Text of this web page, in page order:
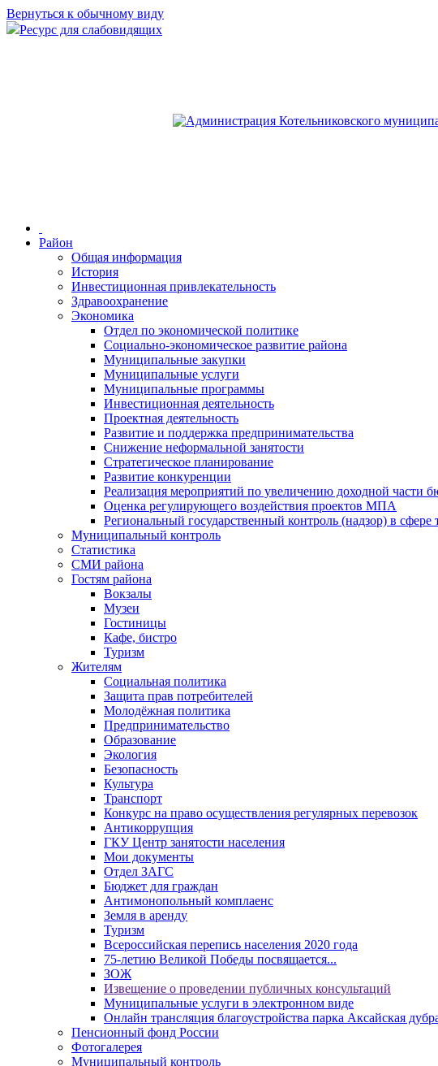
Вернуться к обычному виду
Ресурс для слабовидящих
Район
Общая информация
История
Инвестиционная привлекательность
Здравоохранение
Экономика
Отдел по экономической политике
Социально-экономическое развитие района
Муниципальные закупки
Муниципальные услуги
Муниципальные программы
Инвестиционная деятельность
Проектная деятельность
Развитие и поддержка предпринимательства
Снижение неформальной занятости
Стратегическое планирование
Развитие конкуренции
Реализация мероприятий по увеличению доходной части
Оценка регулирующего воздействия проектов МПА
Региональный государственный контроль (надзор) в сфере
Муниципальный контроль
Статистика
СМИ района
Гостям района
Вокзалы
Музеи
Гостиницы
Кафе, бистро
Туризм
Жителям
Социальная политика
Защита прав потребителей
Молодёжная политика
Предпринимательство
Образование
Экология
Безопасность
Культура
Транспорт
Конкурс на право осуществления регулярных перевозок
Антикоррупция
ГКУ Центр занятости населения
Мои документы
Отдел ЗАГС
Бюджет для граждан
Антимонопольный комплаенс
Земля в аренду
Туризм
Всероссийская перепись населения 2020 года
75-летию Великой Победы посвящается...
ЗОЖ
Извещение о проведении публичных консультаций
Муниципальные услуги в электронном виде
Онлайн трансляция благоустройства парка Аксайская
Пенсионный фонд России
Фотогалерея
Муниципальный контроль